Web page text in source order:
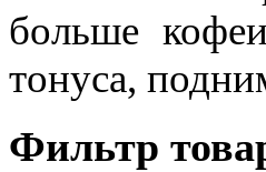
больше
тонуса,
Фильтр